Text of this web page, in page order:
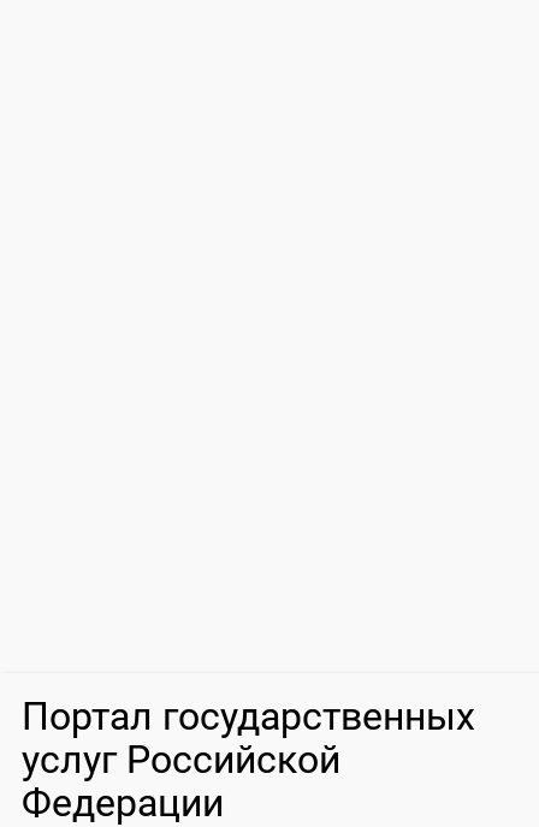
Портал государственных
услуг Российской
Федерации